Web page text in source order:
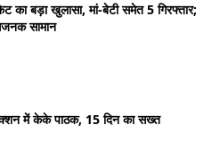
का बड़ा खुलासा, मां-बेटी समेत 5 गिरफ्तार;
सामान
में केके पाठक, 15 दिन का सख्त